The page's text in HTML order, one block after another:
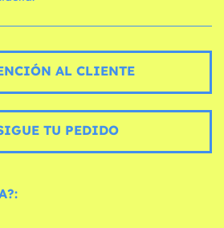
AL CLIENTE
TU PEDIDO